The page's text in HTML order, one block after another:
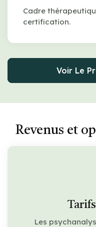
Cadre
certification.
Voir Le
Revenus et
Les